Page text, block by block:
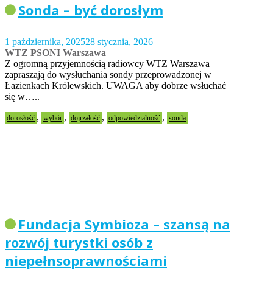
Sonda – być dorosłym
1 października, 202528 stycznia, 2026
WTZ PSONI Warszawa
Z ogromną przyjemnością radiowcy WTZ Warszawa
zapraszają do wysłuchania sondy przeprowadzonej w
Łazienkach Królewskich. UWAGA aby dobrze wsłuchać
się w…..
dorosłość , wybór , dojrzałość , odpowiedzialność , sonda
Fundacja Symbioza – szansą na
rozwój turystki osób z
niepełnsoprawnościami